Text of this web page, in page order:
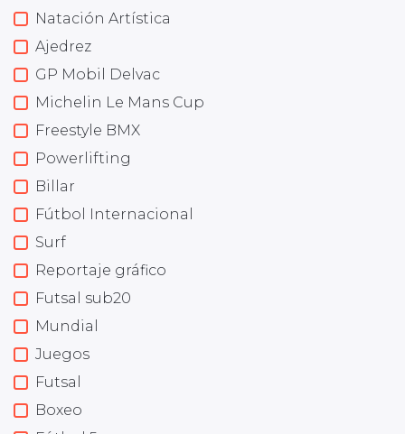
Natación Artística
Ajedrez
GP Mobil Delvac
Michelin Le Mans Cup
Freestyle BMX
Powerlifting
Billar
Fútbol Internacional
Surf
Reportaje gráfico
Futsal sub20
Mundial
Juegos
Futsal
Boxeo